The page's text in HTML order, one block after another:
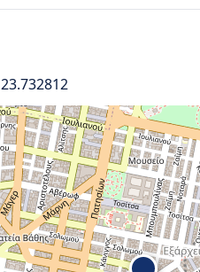
23.732812